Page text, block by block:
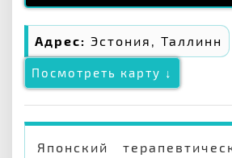
Адрес: Эстония, Таллинн
Посмотреть карту ↓
Японский